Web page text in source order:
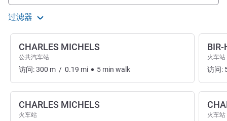
过滤器
CHARLES MICHELS
公共汽车站
访问:300 m / 0.19 mi 5 min walk
CHARLES MICHELS
火车站
BIR-
火车站
访问:
火车站